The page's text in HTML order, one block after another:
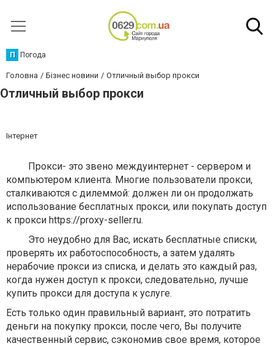
П Погода
Головна Бізнес новини Отличный выбор прокси
Отличный выбор прокси
Інтернет
Прокси- это звено междуинтернет - сервером и
компьютером клиента. Многие пользователи прокси,
сталкиваются с дилеммой: должен ли он продолжать
использование бесплатных прокси, или покупать доступ
к прокси https://proxy-seller.ru.
Это неудобно для Вас, искать бесплатные списки,
проверять их работоспособность, а затем удалять
нерабочие прокси из списка, и делать это каждый раз,
когда нужен доступ к прокси, следовательно, лучше
купить прокси для доступа к услуге.
Есть только один правильный вариант, это потратить
деньги на покупку прокси, после чего, Вы получите
качественный сервис, сэкономив свое время, которое